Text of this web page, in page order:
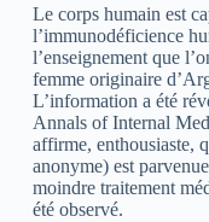
Le corps humain est
l’immunodéficience
l’enseignement que
femme originaire
L’information a été
Annals of Internal
affirme, enthousiaste,
anonyme) est
moindre traitement
été observé.